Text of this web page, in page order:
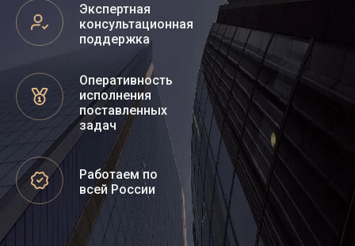
Экспертная
консультационная
поддержка
Оперативность
исполнения
поставленных
задач
Работаем по
всей России